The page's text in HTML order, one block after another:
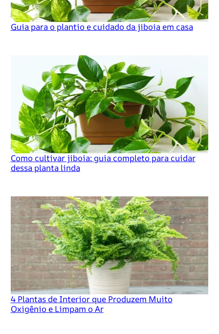
Guia para o plantio e cuidado da jiboia em casa
Como cultivar jiboia: guia completo para cuidar
dessa planta linda
4 Plantas de Interior que Produzem Muito
Oxigênio e Limpam o Ar